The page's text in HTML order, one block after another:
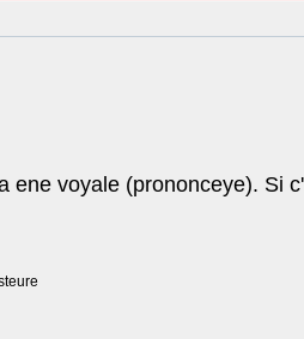
ene voyale (prononceye). Si